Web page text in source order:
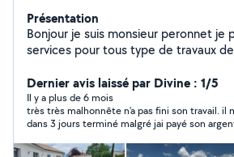
Présentation
Bonjour je suis monsieur peronnet je
services pour tous type de travaux
contacter cordialement
Dernier avis laissé par Divine : 1/5
Il y a plus de 6 mois
très très malhonnête n'a pas fini son travail. il
dans 3 jours terminé malgré jai payé son
rappelé et n'est pas venu.